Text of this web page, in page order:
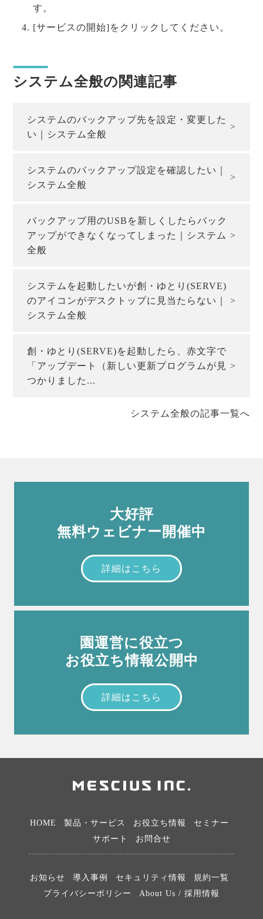
す。
[サービスの開始]をクリックしてください。
システム全般の関連記事
システムのバックアップ先を設定・変更した
い｜システム全般
システムのバックアップ設定を確認したい｜
システム全般
バックアップ用のUSBを新しくしたらバック
アップができなくなってしまった｜システム
全般
システムを起動したいが創・ゆとり(SERVE)
のアイコンがデスクトップに見当たらない｜
システム全般
創・ゆとり(SERVE)を起動したら、赤文字で
「アップデート（新しい更新プログラムが見
つかりました...
システム全般の記事一覧へ
大好評
無料ウェビナー開催中
詳細はこちら
園運営に役立つ
お役立ち情報公開中
詳細はこちら
HOME 製品・サービス お役立ち情報
セミナー
サポート
お問合せ
お知らせ 導入事例 セキュリティ情報
規約一覧
プライバシーポリシー
About Us / 採用情報